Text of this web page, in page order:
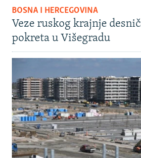
BOSNA I HERCEGOVINA
Veze ruskog krajnje
pokreta u Višegradu